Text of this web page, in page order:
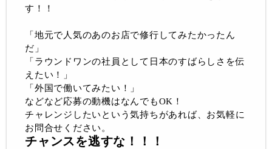
す！！
「地元で人気のあのお店で修行してみたかったん
だ」
「ラウンドワンの社員として日本のすばらしさを伝
えたい！」
「外国で働いてみたい！」
などなど応募の動機はなんでもOK！
チャレンジしたいという気持ちがあれば、お気軽に
お問合せください。
チャンスを逃すな！！！